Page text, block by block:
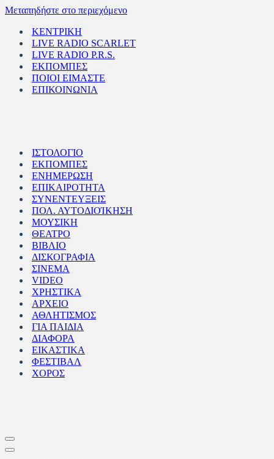
Μεταπηδήστε στο περιεχόμενο
ΚΕΝΤΡΙΚΗ
LIVE RADIO SCARLET
LIVE RADIO P.R.S.
ΕΚΠΟΜΠΕΣ
ΠΟΙΟΙ ΕΙΜΑΣΤΕ
ΕΠΙΚΟΙΝΩΝΙΑ
ΙΣΤΟΛΟΓΙΟ
ΕΚΠΟΜΠΕΣ
ΕΝΗΜΕΡΩΣΗ
ΕΠΙΚΑΙΡΟΤΗΤΑ
ΣΥΝΕΝΤΕΥΞΕΙΣ
ΠΟΛ. ΑΥΤΟΔΙΟΊΚΗΣΗ
ΜΟΥΣΙΚΗ
ΘΕΑΤΡΟ
ΒΙΒΛΙΟ
ΔΙΣΚΟΓΡΑΦΙΑ
ΣΙΝΕΜΑ
VIDEO
ΧΡΗΣΤΙΚΑ
ΑΡΧΕΙΟ
ΑΘΛΗΤΙΣΜΟΣ
ΓΙΑ ΠΑΙΔΙΑ
ΔΙΑΦΟΡΑ
ΕΙΚΑΣΤΙΚΑ
ΦΕΣΤΙΒΑΛ
ΧΟΡΟΣ
Μενού
πλοήγησης
Μενού